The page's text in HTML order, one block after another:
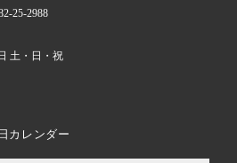
25-2988
土・日・祝
カレンダー